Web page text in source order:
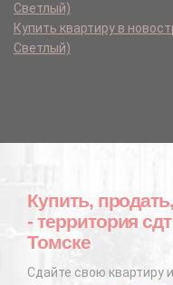
Светлый)
Купить квартиру в
Светлый)
Купить,
- территория
Томске
Сдайте свою квартиру